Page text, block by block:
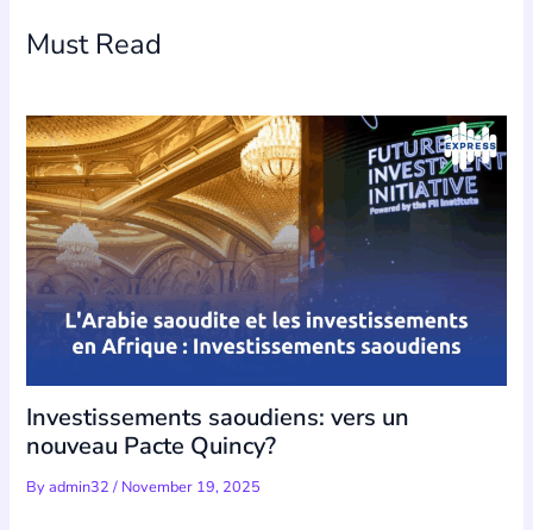
Must Read
Investissements saoudiens: vers un
nouveau Pacte Quincy?
Byadmin32/ November 19, 2025